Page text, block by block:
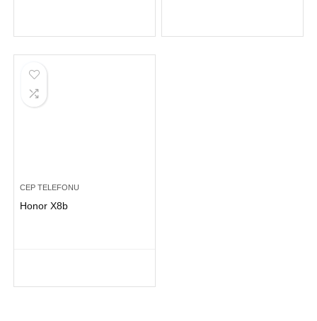
CEP TELEFONU
Honor X8b